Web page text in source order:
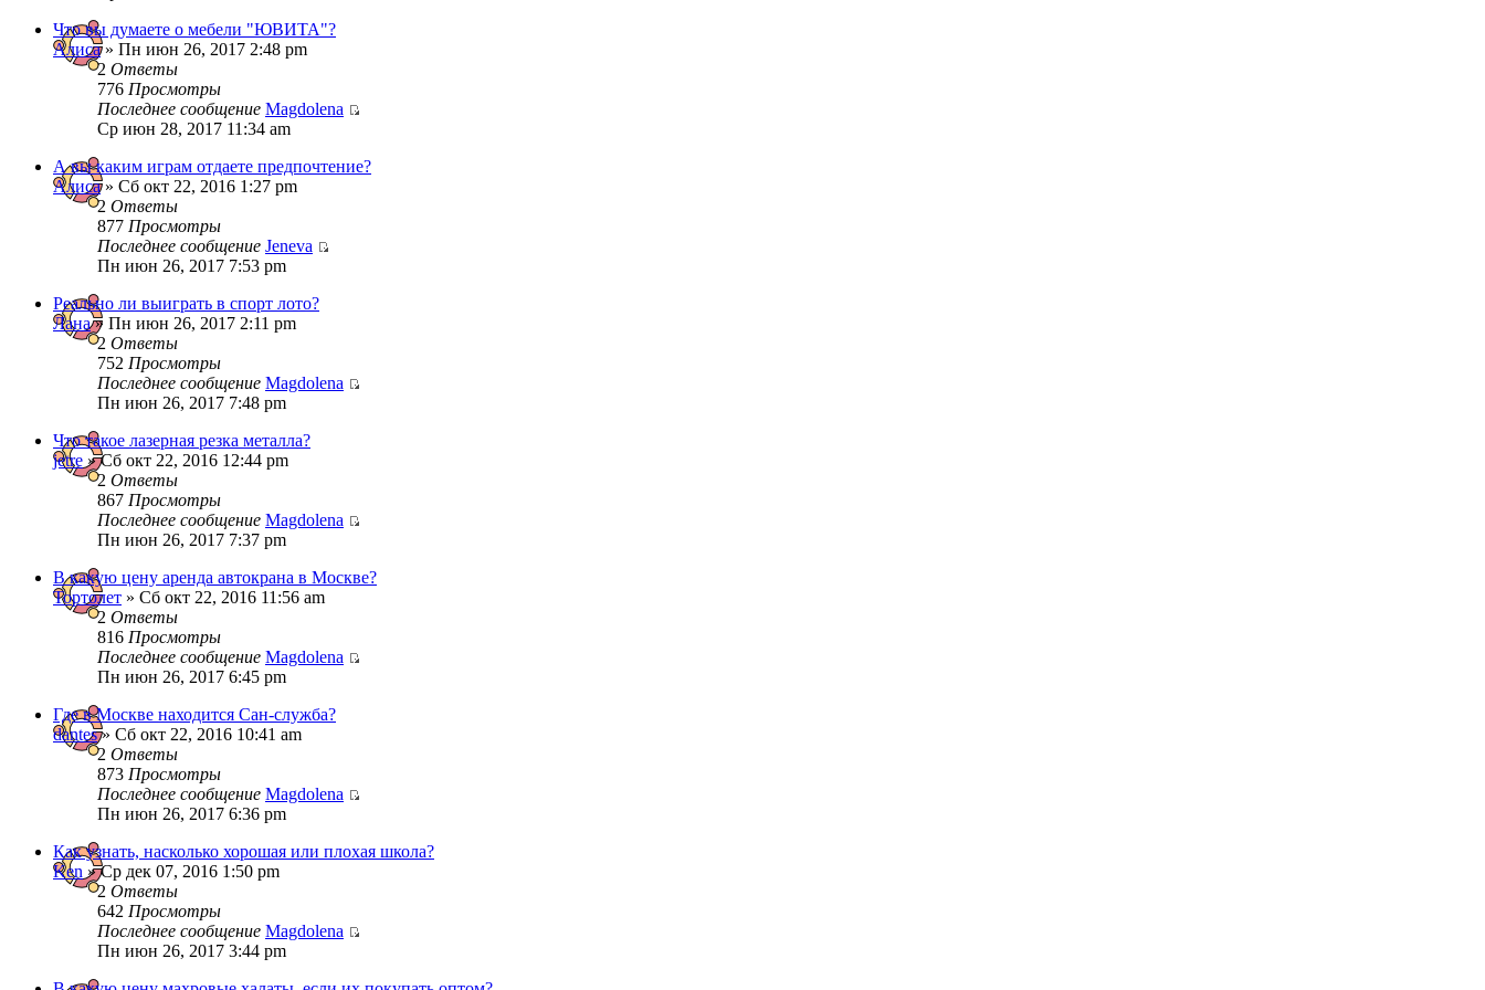
Что вы думаете о мебели "ЮВИТА"?
Алиса» Пн июн 26, 2017 2:48 pm
2 Ответы
776 Просмотры
Последнее сообщение Magdolena
Ср июн 28, 2017 11:34 am
А вы каким играм отдаете предпочтение?
Алиса» Сб окт 22, 2016 1:27 pm
2 Ответы
877 Просмотры
Последнее сообщение Jeneva
Пн июн 26, 2017 7:53 pm
Реально ли выиграть в спорт лото?
Лана» Пн июн 26, 2017 2:11 pm
2 Ответы
752 Просмотры
Последнее сообщение Magdolena
Пн июн 26, 2017 7:48 pm
Что такое лазерная резка металла?
jetre » Сб окт 22, 2016 12:44 pm
2 Ответы
867 Просмотры
Последнее сообщение Magdolena
Пн июн 26, 2017 7:37 pm
В какую цену аренда автокрана в Москве?
Тортолет » Сб окт 22, 2016 11:56 am
2 Ответы
816 Просмотры
Последнее сообщение Magdolena
Пн июн 26, 2017 6:45 pm
Где в Москве находится Сан-служба?
dantes» Сб окт 22, 2016 10:41 am
2 Ответы
873 Просмотры
Последнее сообщение Magdolena
Пн июн 26, 2017 6:36 pm
Как узнать, насколько хорошая или плохая школа?
Ken » Ср дек 07, 2016 1:50 pm
2 Ответы
642 Просмотры
Последнее сообщение Magdolena
Пн июн 26, 2017 3:44 pm